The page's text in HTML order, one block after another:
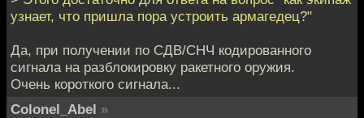
узнает, что пришла пора устроить армагедец?"
Да, при получении по СДВ/СНЧ кодированного
сигнала на разблокировку ракетного оружия.
Очень короткого сигнала...
Colonel_Abel »